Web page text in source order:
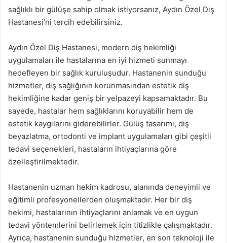
sağlıklı bir gülüşe sahip olmak istiyorsanız, Aydın Özel Diş
Hastanesi’ni tercih edebilirsiniz.
Aydın Özel Diş Hastanesi, modern diş hekimliği
uygulamaları ile hastalarına en iyi hizmeti sunmayı
hedefleyen bir sağlık kuruluşudur. Hastanenin sunduğu
hizmetler, diş sağlığının korunmasından estetik diş
hekimliğine kadar geniş bir yelpazeyi kapsamaktadır. Bu
sayede, hastalar hem sağlıklarını koruyabilir hem de
estetik kaygılarını giderebilirler. Gülüş tasarımı, diş
beyazlatma, ortodonti ve implant uygulamaları gibi çeşitli
tedavi seçenekleri, hastaların ihtiyaçlarına göre
özelleştirilmektedir.
Hastanenin uzman hekim kadrosu, alanında deneyimli ve
eğitimli profesyonellerden oluşmaktadır. Her bir diş
hekimi, hastalarının ihtiyaçlarını anlamak ve en uygun
tedavi yöntemlerini belirlemek için titizlikle çalışmaktadır.
Ayrıca, hastanenin sunduğu hizmetler, en son teknoloji ile